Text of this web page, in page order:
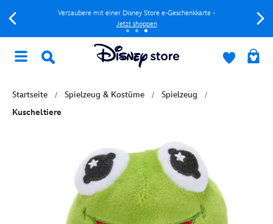
Verzaubere mit einer Disney Store e-Geschenkkarte -
Jetzt shoppen
Startseite Spielzeug & Kostüme
Spielzeug
Kuscheltiere